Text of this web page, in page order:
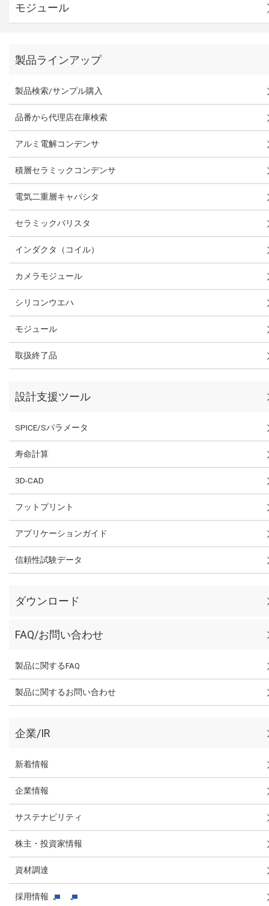
モジュール
製品ラインアップ
製品検索/サンプル購入
品番から代理店在庫検索
アルミ電解コンデンサ
積層セラミックコンデンサ
電気二重層キャパシタ
セラミックバリスタ
インダクタ（コイル）
カメラモジュール
シリコンウエハ
モジュール
取扱終了品
設計支援ツール
SPICE/Sパラメータ
寿命計算
3D-CAD
フットプリント
アプリケーションガイド
信頼性試験データ
ダウンロード
FAQ/お問い合わせ
製品に関するFAQ
製品に関するお問い合わせ
企業/IR
新着情報
企業情報
サステナビリティ
株主・投資家情報
資材調達
採用情報